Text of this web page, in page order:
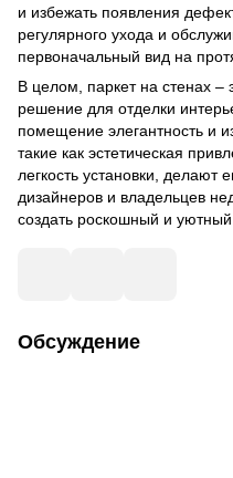
и избежать появления
регулярного ухода и
первоначальный вид на
В целом, паркет на стенах –
решение для отделки
помещение элегантность и
такие как эстетическая
легкость установки,
дизайнеров и владельцев
создать роскошный и
Обсуждение